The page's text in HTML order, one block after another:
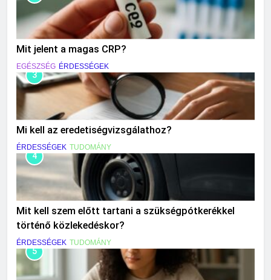
Mit jelent a magas CRP?
EGÉSZSÉG ÉRDESSÉGEK
3
Mi kell az eredetiségvizsgálathoz?
ÉRDESSÉGEK TUDOMÁNY
4
Mit kell szem előtt tartani a szükségpótkerékkel
történő közlekedéskor?
ÉRDESSÉGEK TUDOMÁNY
5